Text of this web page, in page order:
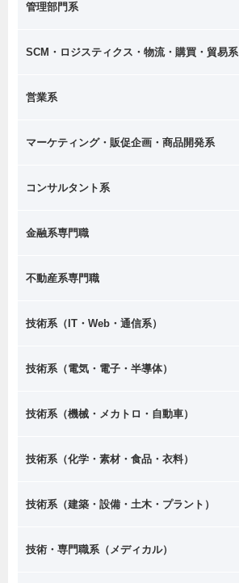
管理部門系
SCM・ロジスティクス・物流・購買・貿易系
営業系
マーケティング・販促企画・商品開発系
コンサルタント系
金融系専門職
不動産系専門職
技術系（IT・Web・通信系）
技術系（電気・電子・半導体）
技術系（機械・メカトロ・自動車）
技術系（化学・素材・食品・衣料）
技術系（建築・設備・土木・プラント）
技術・専門職系（メディカル）